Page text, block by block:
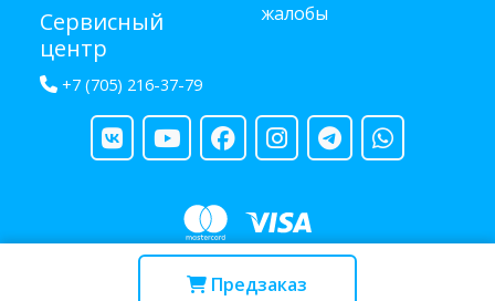
Предзаказ
Сервисный
центр
+7 (705) 216-37-79
жалобы
Copyright © 2013 - 2026 RUBA - разработано